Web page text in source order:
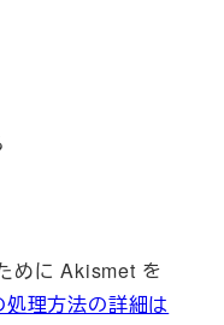
めに Akismet を
処理方法の詳細は